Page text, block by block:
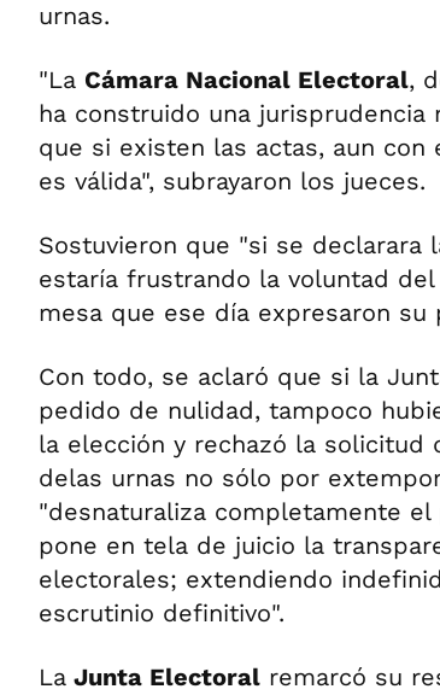
urnas.
"La Cámara Nacional Electoral,
ha construido una
que si existen las actas, aun
es válida", subrayaron los jueces.
Sostuvieron que "si se declarara
estaría frustrando la voluntad
mesa que ese día expresaron su
Con todo, se aclaró que si la
pedido de nulidad, tampoco
la elección y rechazó la solicitud
delas urnas no sólo por
"desnaturaliza completamente
pone en tela de juicio la
electorales; extendiendo
escrutinio definitivo".
La Junta Electoral remarcó su